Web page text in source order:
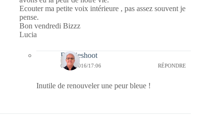
Ecouter ma petite voix intérieure , pas assez souvent je
pense.
Bon vendredi Bizzz
Lucia
Bernieshoot
08/01/2016/17:06 RÉPONDRE
Inutile de renouveler une peur bleue !